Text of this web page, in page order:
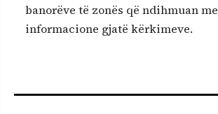
banorëve të zonës që ndihmuan me
informacione gjatë kërkimeve.